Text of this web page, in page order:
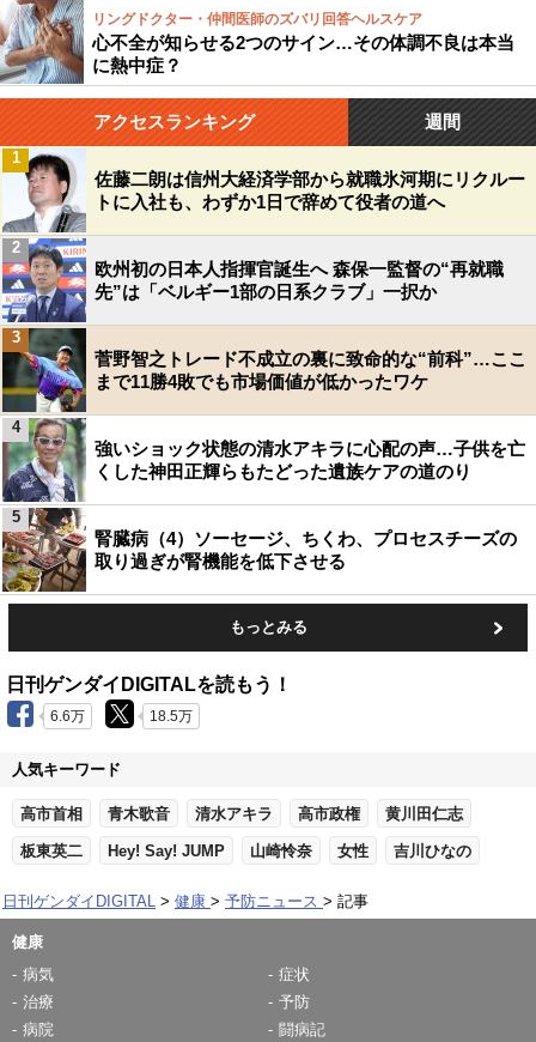
リングドクター・仲間医師のズバリ回答ヘルスケア
心不全が知らせる2つのサイン…その体調不良は本当
に熱中症？
アクセスランキング 週間
佐藤二朗は信州大経済学部から就職氷河期にリクルー
トに入社も、わずか1日で辞めて役者の道へ
1
欧州初の日本人指揮官誕生へ 森保一監督の“再就職
先”は「ベルギー1部の日系クラブ」一択か
2
菅野智之トレード不成立の裏に致命的な“前科”…ここ
まで11勝4敗でも市場価値が低かったワケ
3
強いショック状態の清水アキラに心配の声…子供を亡
くした神田正輝らもたどった遺族ケアの道のり
4
腎臓病（4）ソーセージ、ちくわ、プロセスチーズの
取り過ぎが腎機能を低下させる
5
もっとみる
日刊ゲンダイDIGITALを読もう！
6.6万 18.5万
人気キーワード
高市首相 青木歌音 清水アキラ 高市政権 黄川田仁志
板東英二 Hey! Say! JUMP 山崎怜奈 女性 吉川ひなの
日刊ゲンダイDIGITAL 健康 予防ニュース 記事
健康
病気
症状
治療
予防
病院
闘病記